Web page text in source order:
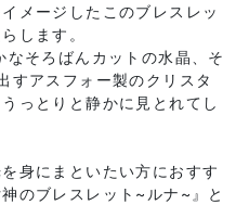
メージしたこのブレスレッ
します。
そろばんカットの水晶、そ
すアスフォー製のクリスタ
っとりと静かに見とれてし
身にまといたい方におすす
のブレスレット~ルナ~』と